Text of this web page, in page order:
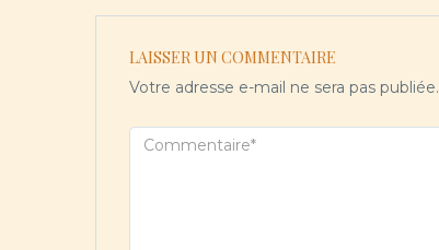
LAISSER UN COMMENTAIRE
Votre adresse e-mail ne sera pas publiée.